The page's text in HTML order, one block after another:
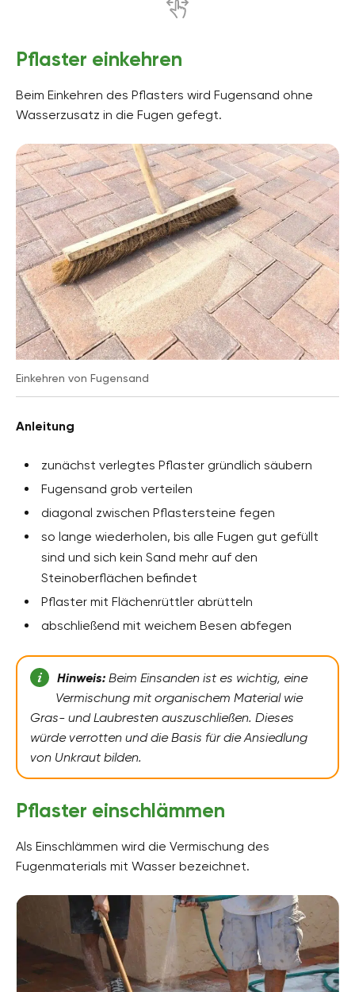
Pflaster einkehren
Beim Einkehren des Pflasters wird Fugensand ohne
Wasserzusatz in die Fugen gefegt.
Einkehren von Fugensand
Anleitung
zunächst verlegtes Pflaster gründlich säubern
Fugensand grob verteilen
diagonal zwischen Pflastersteine fegen
so lange wiederholen, bis alle Fugen gut gefüllt
sind und sich kein Sand mehr auf den
Steinoberflächen befindet
Pflaster mit Flächenrüttler abrütteln
abschließend mit weichem Besen abfegen
Hinweis:Beim Einsanden ist es wichtig, eine
Vermischung mit organischem Material wie
Gras- und Laubresten auszuschließen. Dieses
würde verrotten und die Basis für die Ansiedlung
von Unkraut bilden.
Pflaster einschlämmen
Als Einschlämmen wird die Vermischung des
Fugenmaterials mit Wasser bezeichnet.